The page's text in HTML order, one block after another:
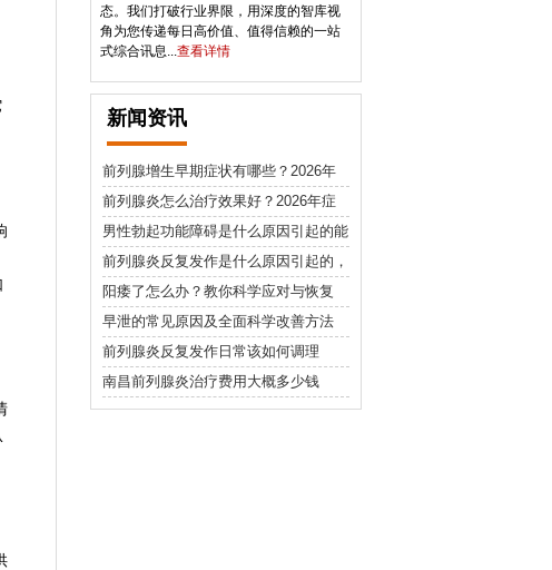
态。我们打破行业界限，用深度的智库视
角为您传递每日高价值、值得信赖的一站
式综合讯息... 查看详情
新闻资讯
前列腺增生早期症状有哪些？2026年
最佳治疗方法详解
前列腺炎怎么治疗效果好？2026年症
状识别与日常护理指南
男性勃起功能障碍是什么原因引起的能
自愈吗
前列腺炎反复发作是什么原因引起的，
日常护理需要注意什么
阳痿了怎么办？教你科学应对与恢复
早泄的常见原因及全面科学改善方法
前列腺炎反复发作日常该如何调理
南昌前列腺炎治疗费用大概多少钱